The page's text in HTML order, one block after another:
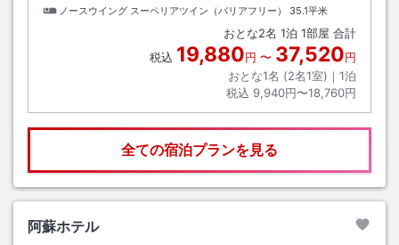
ノースウイング スーペリアツイン（バリアフリー）
35.1平米
おとな2名 1泊 1部屋 合計
税込 19,880円 〜 37,520円
おとな1名 (2名1室)｜ 1泊
税込 9,940円〜18,760円
全ての宿泊プランを見る
阿蘇ホテル